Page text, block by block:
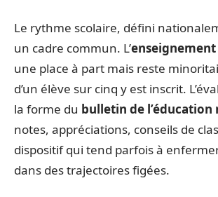
Le rythme scolaire, défini
un cadre commun. L’
une place à part mais reste
d’un élève sur cinq y est inscrit.
la forme du bulletin de l’éducation
notes, appréciations, conseils de
dispositif qui tend parfois à
dans des trajectoires figées.